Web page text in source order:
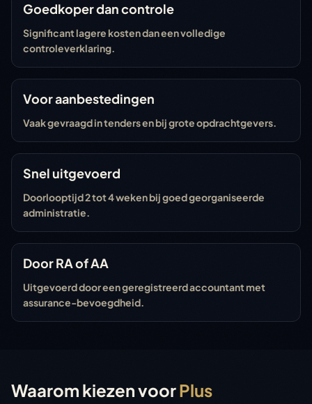
Goedkoper dan controle
Significant lagere kosten dan een volledige
controleverklaring.
Voor aanbestedingen
Vaak gevraagd in tenders en bij grote opdrachtgevers.
Snel uitgevoerd
Doorlooptijd 2 tot 4 weken bij goed georganiseerde
administratie.
Door RA of AA
Uitgevoerd door een geregistreerd accountant met
assurance-bevoegdheid.
Waarom kiezen voorPlus